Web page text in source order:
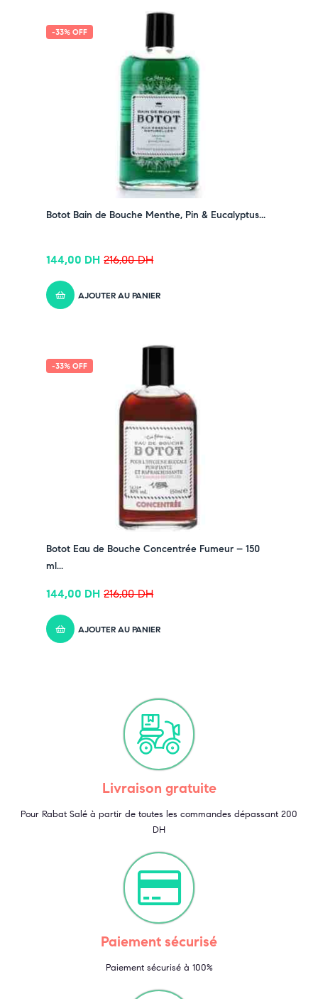
-33% OFF
Botot Bain de Bouche Menthe, Pin & Eucalyptus...
216,00DH
144,00 DH
AJOUTER AU PANIER
-33% OFF
Botot Eau de Bouche Concentrée Fumeur – 150
ml...
216,00DH
144,00 DH
AJOUTER AU PANIER
Livraison gratuite
Pour Rabat Salé à partir de toutes les commandes dépassant 200
DH
Paiement sécurisé
Paiement sécurisé à 100%